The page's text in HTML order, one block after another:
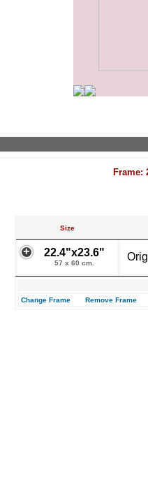
Frame:
Size
22.4"x23.6"
57 x 60 cm.
Change Frame
Remove Frame